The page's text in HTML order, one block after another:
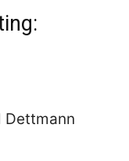
Dettmann